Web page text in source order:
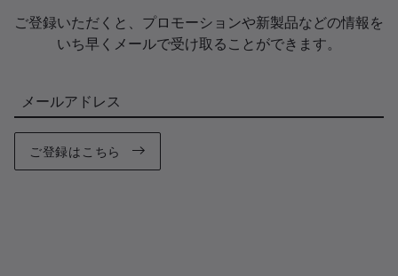
ご登録いただくと、プロモーションや新製品などの情報を
いち早くメールで受け取ることができます。
メールアドレス
ご登録はこちら